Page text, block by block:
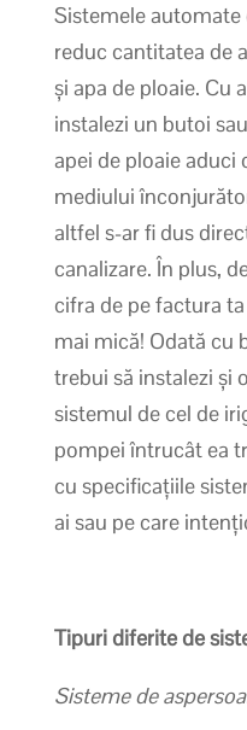
Sistemele
reduc cantitatea de
și apa de ploaie. Cu
instalezi un butoi
apei de ploaie
mediului
altfel s-ar fi dus
canalizare. În plus,
cifra de pe factura
mai mică! Odată cu
trebui să instalezi și
sistemul de cel de
pompei întrucât ea
cu specificațiile
ai sau pe care
Tipuri diferite de
Sisteme de